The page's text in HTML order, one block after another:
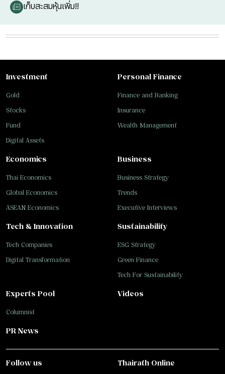
เก็บสะสมหุ้นเพิ่ม!!
Investment
Gold
Stocks
Fund
Digital Assets
Personal Finance
Finance and Banking
Insurance
Wealth Management
Business
Business Strategy
Trends
Executive Interviews
Tech & Innovation
Tech Companies
Digital Transformation
Sustainability
ESG Strategy
Green Finance
Tech For Sustainability
Economics
Thai Economics
Global Economics
ASEAN Economics
Experts Pool
Columnist
Videos
PR News
Follow us Thairath Online